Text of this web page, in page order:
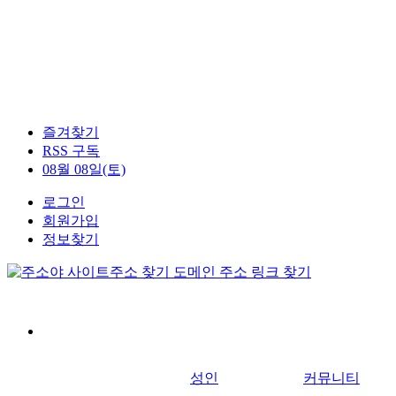
즐겨찾기
RSS 구독
08월 08일(토)
로그인
회원가입
정보찾기
성인 커뮤니티